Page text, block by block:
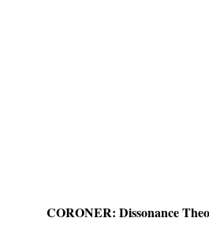
CORONER: Dissonance